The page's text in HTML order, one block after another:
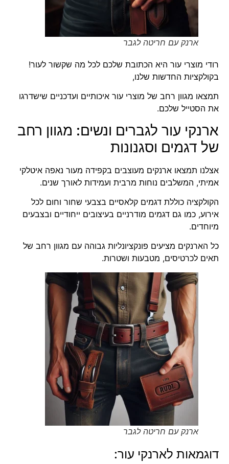
ארנק עם חריטה לגבר
רודי מוצרי עור היא הכתובת שלכם לכל מה שקשור לעור!
בקולקציות החדשות שלנו,
תמצאו מגוון רחב של מוצרי עור איכותיים ועדכניים שישדרגו
את הסטייל שלכם.
ארנקי עור לגברים ונשים: מגוון רחב
של דגמים וסגנונות
אצלנו תמצאו ארנקים מעוצבים בקפידה מעור נאפה איטלקי
אמיתי, המשלבים נוחות מרבית ועמידות לאורך שנים.
הקולקציה כוללת דגמים קלאסיים בצבעי שחור וחום לכל
אירוע, כמו גם דגמים מודרניים בעיצובים ייחודיים ובצבעים
מיוחדים.
כל הארנקים מציעים פונקציונליות גבוהה עם מגוון רחב של
תאים לכרטיסים, מטבעות ושטרות.
ארנק עם חריטה לגבר
דוגמאות לארנקי עור: